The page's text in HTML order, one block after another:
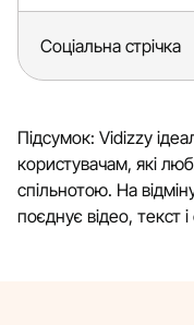
Соціальна стрічка
Підсумок: Vidizzy
користувачам, які
спільнотою. На
поєднує відео, текст